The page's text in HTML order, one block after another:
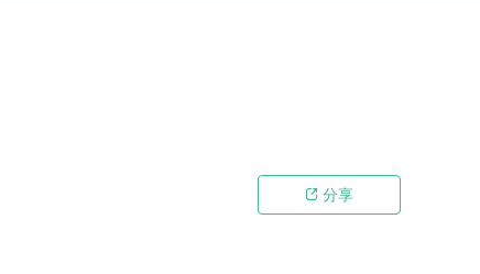
 分享